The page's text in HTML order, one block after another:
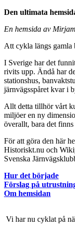
Den ultimata
En hemsida av
Att cykla längs gamla
I Sverige har det
rivits upp. Ändå har
stationshus,
järnvägsspåret kvar i
Allt detta tillhör vårt
miljöer en ny
överallt, bara det
För att göra den här
Historiskt.nu och
Svenska
Hur det började
Förslag på
Om hemsidan
Vi har nu cyklat på